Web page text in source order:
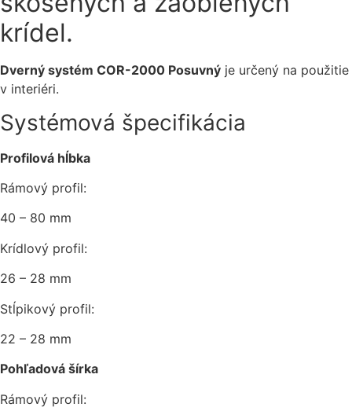
krídel.
Dverný systém COR-2000 Posuvný je určený na použitie
v interiéri.
Systémová špecifikácia
Profilová hĺbka
Rámový profil:
40 – 80 mm
Krídlový profil:
26 – 28 mm
Stĺpikový profil:
22 – 28 mm
Pohľadová šírka
Rámový profil: